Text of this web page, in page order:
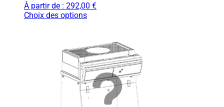
À partir de : 292,00 €
Choix des options